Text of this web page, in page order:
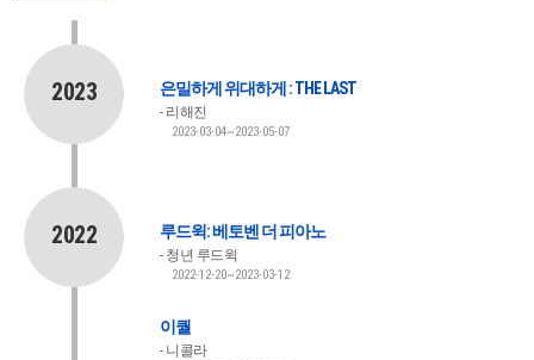
2023 은밀하게 위대하게 : THE LAST
리해진
2023-03-04~2023-05-07
2022 루드윅: 베토벤 더 피아노
청년 루드윅
2022-12-20~2023-03-12
이퀄
니콜라